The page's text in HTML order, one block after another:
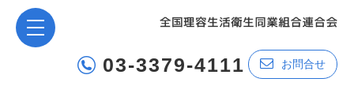
03-3379-4111 お問合せ